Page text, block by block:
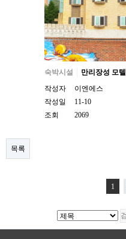
숙박시설
만리장성 모텔
작성자
이엔에스
작성일
11-10
조회
2069
목록
1